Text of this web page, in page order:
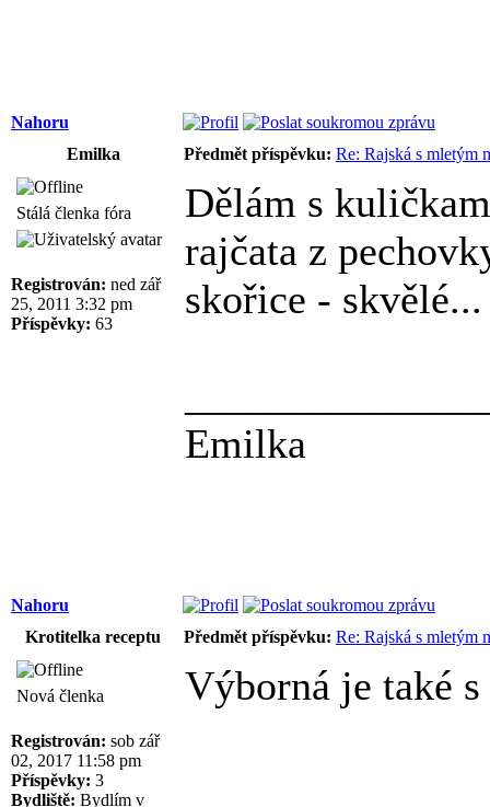
Nahoru
Emilka
Předmět příspěvku: Re: Rajská s mletým
Stálá členka fóra
Registrován: ned zář
25, 2011 3:32 pm
Příspěvky: 63
Dělám s
rajčata z
skořice - skvělé...
Emilka
Nahoru
Krotitelka receptu
Předmět příspěvku: Re: Rajská s mletým
Nová členka
Registrován: sob zář
02, 2017 11:58 pm
Příspěvky: 3
Bydliště: Bydlím v
Výborná je také